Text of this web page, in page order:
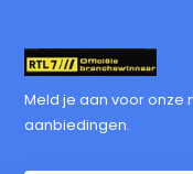
Meld je aan voor onze
aanbiedingen.